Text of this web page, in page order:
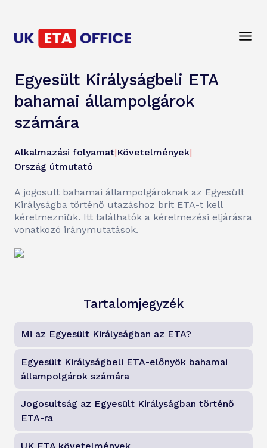
Egyesült Királyságbeli ETA
bahamai állampolgárok
számára
Alkalmazási folyamat|Követelmények|
Ország útmutató
A jogosult bahamai állampolgároknak az Egyesült
Királyságba történő utazáshoz brit ETA-t kell
kérelmezniük. Itt találhatók a kérelmezési eljárásra
vonatkozó iránymutatások.
Tartalomjegyzék
Mi az Egyesült Királyságban az ETA?
Egyesült Királyságbeli ETA-előnyök bahamai
állampolgárok számára
Jogosultság az Egyesült Királyságban történő
ETA-ra
UK ETA követelmények